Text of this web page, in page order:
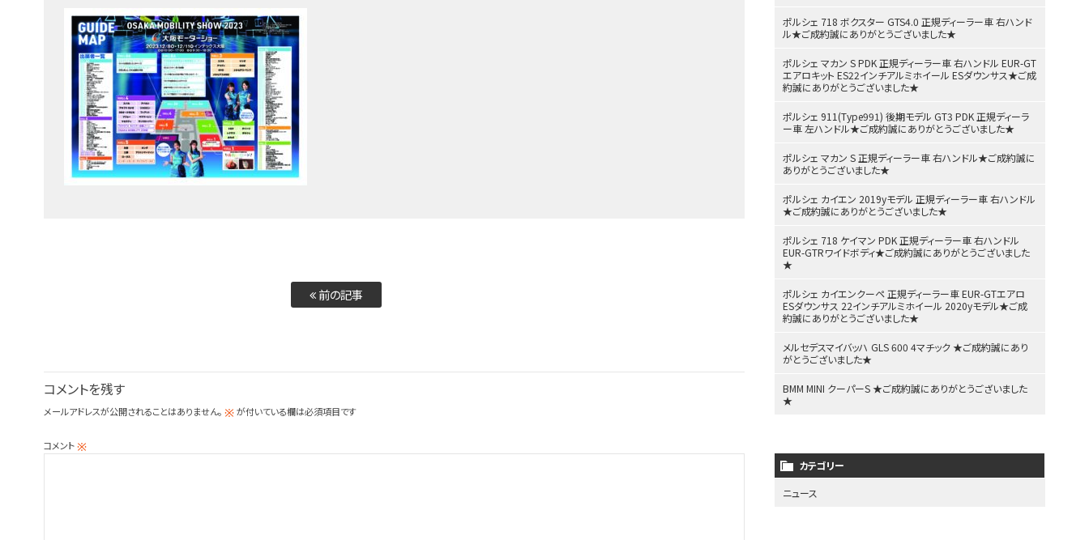
前の記事
コメントを残す
メールアドレスが公開されることはありません。 ※が付いている欄は必須項目です
コメント※
ポルシェ 718 ボクスター GTS4.0 正規ディーラー車 右ハンド
ル★ご成約誠にありがとうございました★
ポルシェ マカン S PDK 正規ディーラー車 右ハンドル EUR-GT
エアロキット ES22インチアルミホイール ESダウンサス★ご成
約誠にありがとうございました★
ポルシェ 911(Type991) 後期モデル GT3 PDK 正規ディーラ
ー車 左ハンドル★ご成約誠にありがとうございました★
ポルシェ マカン S 正規ディーラー車 右ハンドル★ご成約誠に
ありがとうございました★
ポルシェ カイエン 2019yモデル 正規ディーラー車 右ハンドル
★ご成約誠にありがとうございました★
ポルシェ 718 ケイマン PDK 正規ディーラー車 右ハンドル
EUR-GTRワイドボディ★ご成約誠にありがとうございました
★
ポルシェ カイエンクーペ 正規ディーラー車 EUR-GTエアロ
ESダウンサス 22インチアルミホイール 2020yモデル★ご成
約誠にありがとうございました★
メルセデスマイバッハ GLS 600 4マチック ★ご成約誠にあり
がとうございました★
BMM MINI クーパーS ★ご成約誠にありがとうございました
★
カテゴリー
ニュース